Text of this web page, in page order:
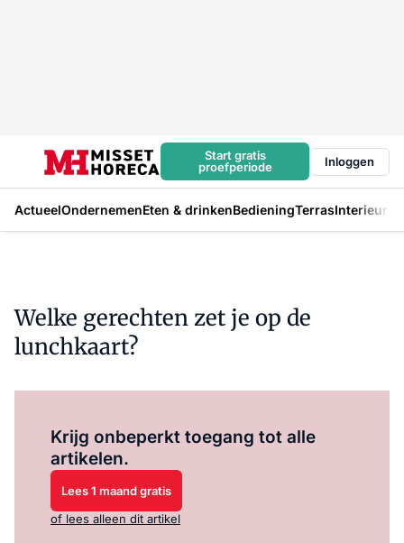
Start gratis
proefperiode
Inloggen
ActueelOndernemenEten & drinkenBedieningTerrasInterieur
Welke gerechten zet je op de
lunchkaart?
Krijg onbeperkt toegang tot alle
artikelen.
Lees 1 maand gratis
of lees alleen dit artikel